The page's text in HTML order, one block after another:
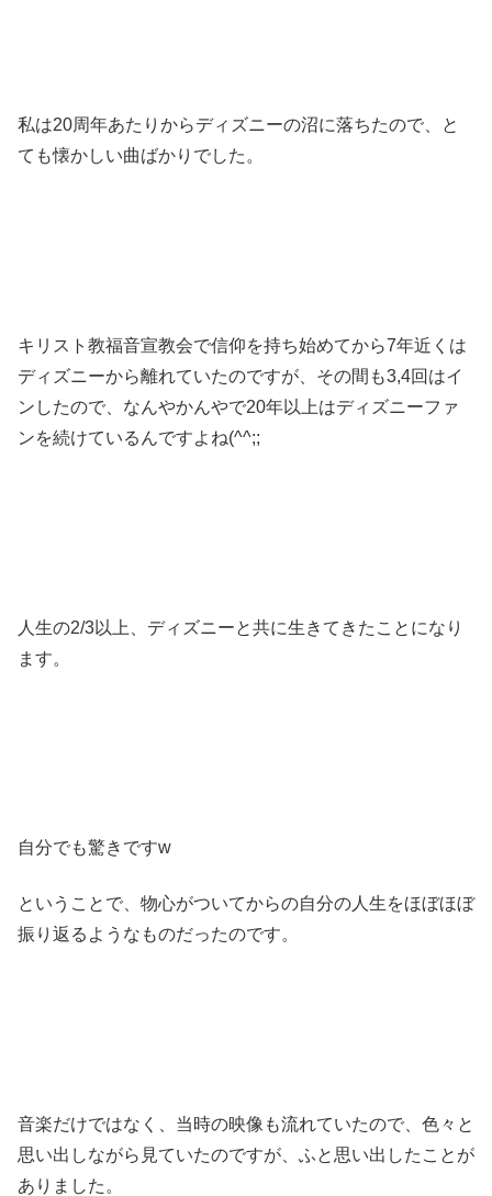
私は20周年あたりからディズニーの沼に落ちたので、と
ても懐かしい曲ばかりでした。
キリスト教福音宣教会で信仰を持ち始めてから7年近くは
ディズニーから離れていたのですが、その間も3,4回はイ
ンしたので、なんやかんやで20年以上はディズニーファ
ンを続けているんですよね(^^;;
人生の2/3以上、ディズニーと共に生きてきたことになり
ます。
自分でも驚きですw
ということで、物心がついてからの自分の人生をほぼほぼ
振り返るようなものだったのです。
音楽だけではなく、当時の映像も流れていたので、色々と
思い出しながら見ていたのですが、ふと思い出したことが
ありました。